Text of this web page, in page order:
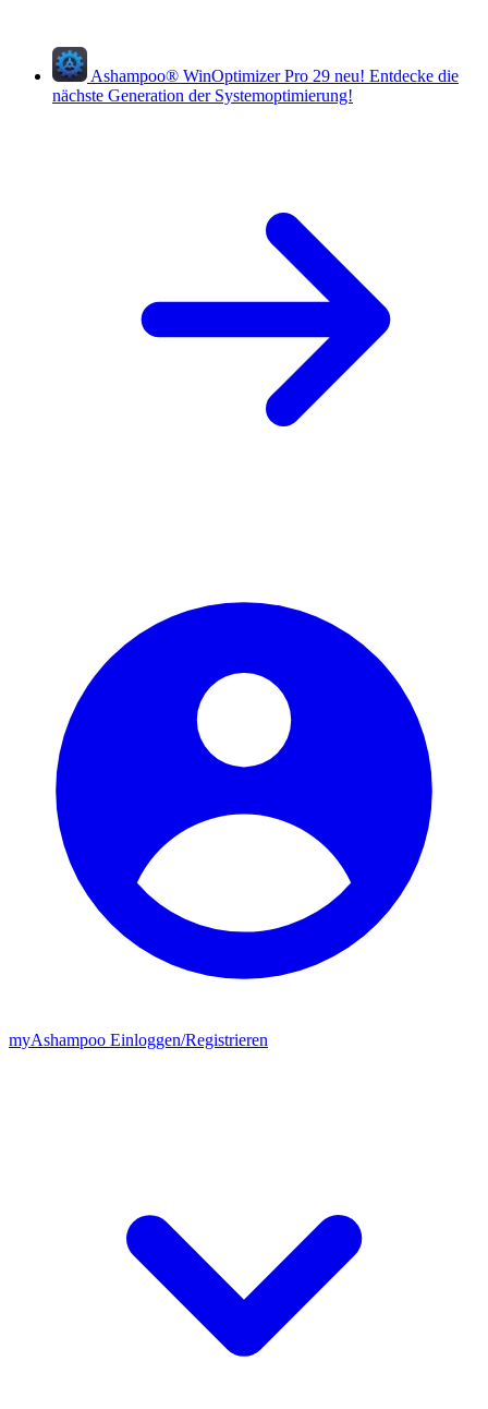
Ashampoo® WinOptimizer Pro 29 neu! Entdecke die
nächste Generation der Systemoptimierung!
myAshampoo Einloggen/Registrieren